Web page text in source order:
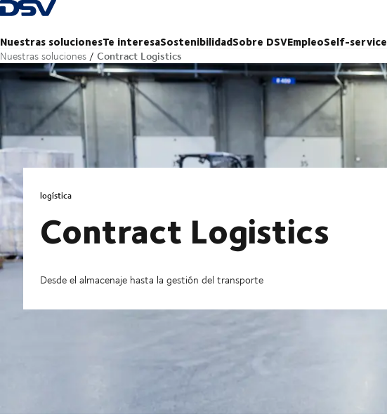
Volver a la página de inicio
Nuestras solucionesTe interesaSostenibilidadSobre DSVEmpleoSelf-service
Nuestras soluciones Contract Logistics
logística
Contract Logistics
Desde el almacenaje hasta la gestión del transporte